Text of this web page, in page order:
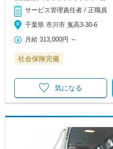
サービス管理責任者 / 正職員
千葉県 市川市 鬼高3-30-6
月給 313,000円 ～
社会保険完備
気になる